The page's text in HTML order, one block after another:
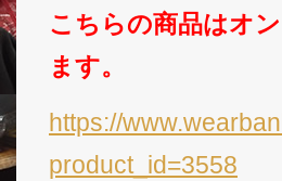
こちらの商品はオ
ます。
https://
product_id=3558